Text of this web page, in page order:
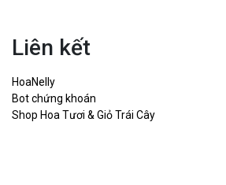
Liên kết
HoaNelly
Bot chứng khoán
Shop Hoa Tươi & Giỏ Trái Cây